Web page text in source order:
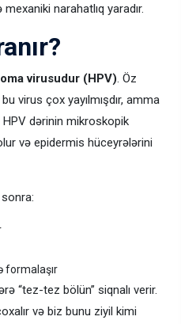
narahatlıq yaradır.
virusudur (HPV) . Öz
virus çox yayılmışdır, amma
dərinin mikroskopik
və epidermis hüceyrələrini
formalaşır
“tez-tez bölün” siqnalı verir.
və biz bunu ziyil kimi